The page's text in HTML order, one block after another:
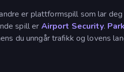
er plattformspill som lar
spill er Airport Security.
du unngår trafikk og lovens